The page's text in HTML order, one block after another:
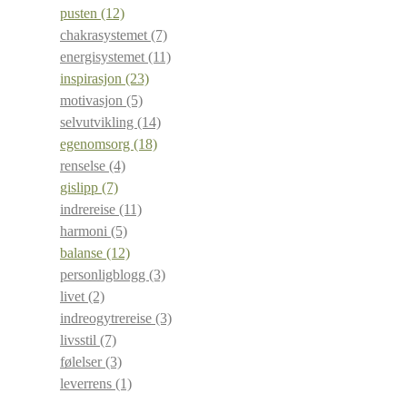
pusten (12)
chakrasystemet (7)
energisystemet (11)
inspirasjon (23)
motivasjon (5)
selvutvikling (14)
egenomsorg (18)
renselse (4)
gislipp (7)
indrereise (11)
harmoni (5)
balanse (12)
personligblogg (3)
livet (2)
indreogytrereise (3)
livsstil (7)
følelser(3)
leverrens (1)